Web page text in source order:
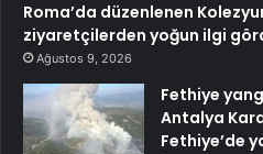
Roma’da düzenlenen
ziyaretçilerden yoğun ilgi
Ağustos 9, 2026
Fethiye
Antalya
Fethiye’de